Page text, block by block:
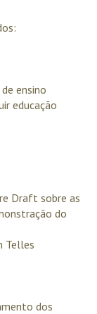
ensino
educação
Draft sobre as
do
Telles
dos